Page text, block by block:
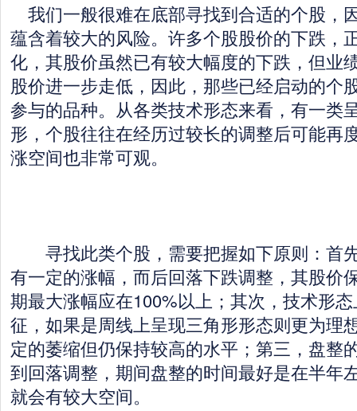
我们一般很难在底部寻找到合适的个股，
蕴含着较大的风险。许多个股股价的下跌，
化，其股价虽然已有较大幅度的下跌，但业
股价进一步走低，因此，那些已经启动的个
参与的品种。从各类技术形态来看，有一类
形，个股往往在经历过较长的调整后可能再
涨空间也非常可观。
寻找此类个股，需要把握如下原则：首
有一定的涨幅，而后回落下跌调整，其股价
期最大涨幅应在100%以上；其次，技术形
征，如果是周线上呈现三角形形态则更为理
定的萎缩但仍保持较高的水平；第三，盘整
到回落调整，期间盘整的时间最好是在半年
就会有较大空间。